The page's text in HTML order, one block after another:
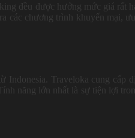
đều được hưởng mức giá rất
chương trình khuyến mại,
Traveloka cung cấp
năng lớn nhất là sự tiện lợi